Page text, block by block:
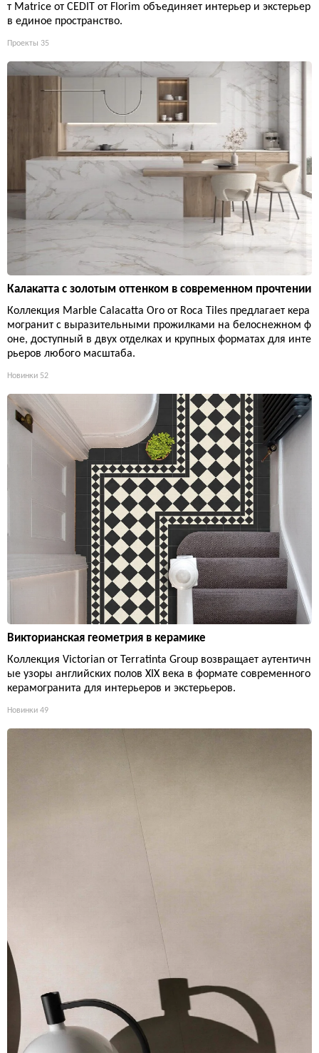
т Matrice от CEDIT от Florim объединяет интерьер и экстерьер
в единое пространство.
Проекты 35
Калакатта с золотым оттенком в современном прочтении
Коллекция Marble Calacatta Oro от Roca Tiles предлагает кера
могранит с выразительными прожилками на белоснежном ф
оне, доступный в двух отделках и крупных форматах для инте
рьеров любого масштаба.
Новинки 52
Викторианская геометрия в керамике
Коллекция Victorian от Terratinta Group возвращает аутентичн
ые узоры английских полов XIX века в формате современного
керамогранита для интерьеров и экстерьеров.
Новинки 49